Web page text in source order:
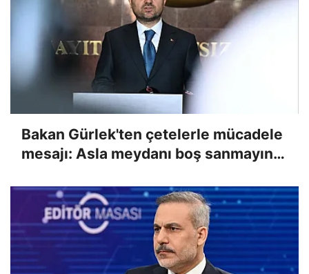
Bakan Gürlek'ten çetelerle mücadele
mesajı: Asla meydanı boş sanmayın,